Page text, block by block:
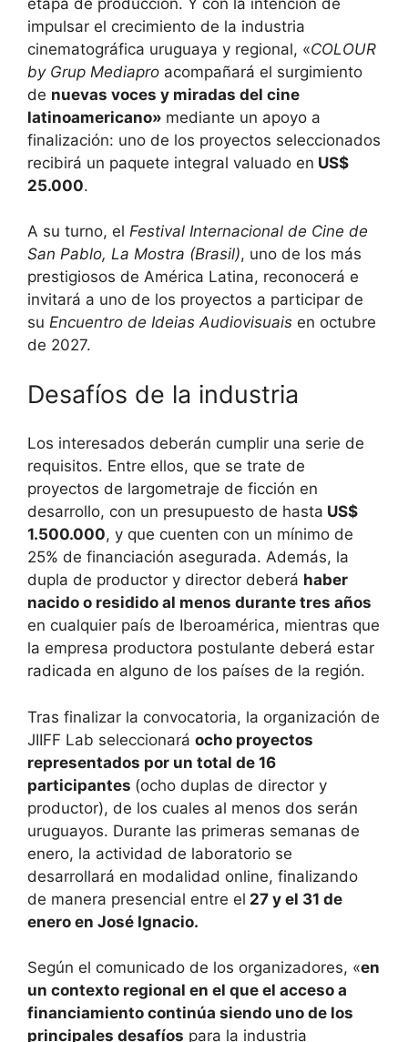
impulsar el crecimiento de la industria
cinematográfica uruguaya y regional, «COLOUR
by Grup Mediapro acompañará el surgimiento
de nuevas voces y miradas del cine
latinoamericano» mediante un apoyo a
finalización: uno de los proyectos seleccionados
recibirá un paquete integral valuado en US$
25.000.
A su turno, el Festival Internacional de Cine de
San Pablo, La Mostra (Brasil), uno de los más
prestigiosos de América Latina, reconocerá e
invitará a uno de los proyectos a participar de
su Encuentro de Ideias Audiovisuais en octubre
de 2027.
Desafíos de la industria
Los interesados deberán cumplir una serie de
requisitos. Entre ellos, que se trate de
proyectos de largometraje de ficción en
desarrollo, con un presupuesto de hasta US$
1.500.000, y que cuenten con un mínimo de
25% de financiación asegurada. Además, la
dupla de productor y director deberá haber
nacido o residido al menos durante tres años
en cualquier país de Iberoamérica, mientras que
la empresa productora postulante deberá estar
radicada en alguno de los países de la región.
Tras finalizar la convocatoria, la organización de
JIIFF Lab seleccionará ocho proyectos
representados por un total de 16
participantes (ocho duplas de director y
productor), de los cuales al menos dos serán
uruguayos. Durante las primeras semanas de
enero, la actividad de laboratorio se
desarrollará en modalidad online, finalizando
de manera presencial entre el 27 y el 31 de
enero en José Ignacio.
Según el comunicado de los organizadores, «en
un contexto regional en el que el acceso a
financiamiento continúa siendo uno de los
principales desafíos para la industria